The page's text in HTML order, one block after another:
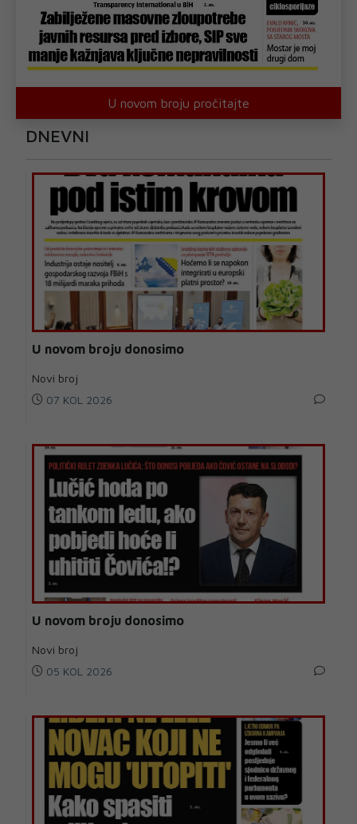
U novom broju pročitajte
DNEVNI
U novom broju donosimo
Novi broj
07 KOL 2026
U novom broju donosimo
Novi broj
05 KOL 2026